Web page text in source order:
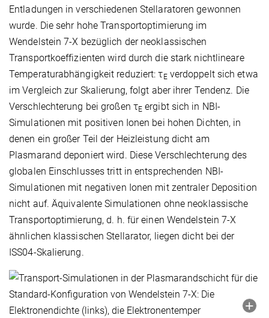
Entladungen in verschiedenen Stellaratoren gewonnen
wurde. Die sehr hohe Transportoptimierung im
Wendelstein 7-X bezüglich der neoklassischen
Transportkoeffizienten wird durch die stark nichtlineare
Temperaturabhängigkeit reduziert: τEverdoppelt sich etwa
im Vergleich zur Skalierung, folgt aber ihrer Tendenz. Die
Verschlechterung bei großen τE ergibt sich in NBI-
Simulationen mit positiven Ionen bei hohen Dichten, in
denen ein großer Teil der Heizleistung dicht am
Plasmarand deponiert wird. Diese Verschlechterung des
globalen Einschlusses tritt in entsprechenden NBI-
Simulationen mit negativen Ionen mit zentraler Deposition
nicht auf. Äquivalente Simulationen ohne neoklassische
Transportoptimierung, d. h. für einen Wendelstein 7-X
ähnlichen klassischen Stellarator, liegen dicht bei der
ISS04-Skalierung.